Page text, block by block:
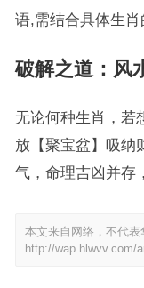
语,需结合具体生肖
破解之道：风
无论何种生肖，若
放【聚宝盆】吸纳
气，命理吉凶并存
本文来自网络，不代表
http://wap.hlwvv.com/